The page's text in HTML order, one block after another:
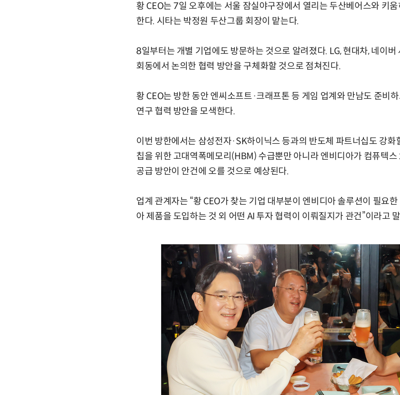
황 CEO는 7일 오후에는 서울 잠실야구장에서 열리는 두산베어스와 키
한다. 시타는 박정원 두산그룹 회장이 맡는다.
8일부터는 개별 기업에도 방문하는 것으로 알려졌다. LG, 현대차, 네이
회동에서 논의한 협력 방안을 구체화할 것으로 점쳐진다.
황 CEO는 방한 동안 엔씨소프트·크래프톤 등 게임 업계와 만남도 준비
연구 협력 방안을 모색한다.
이번 방한에서는 삼성전자·SK하이닉스 등과의 반도체 파트너십도 강화
칩을 위한 고대역폭메모리(HBM) 수급뿐만 아니라 엔비디아가 컴퓨텍
공급 방안이 안건에 오를 것으로 예상된다.
업계 관계자는 “황 CEO가 찾는 기업 대부분이 엔비디아 솔루션이 필요
아 제품을 도입하는 것 외 어떤 AI 투자 협력이 이뤄질지가 관건”이라고